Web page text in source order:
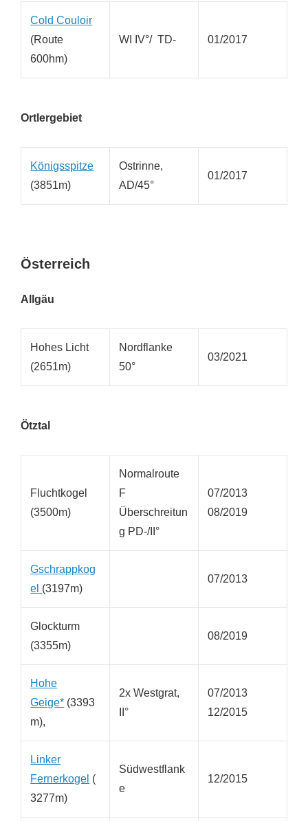
Cold Couloir
(Route
600hm)
WI IV°/ TD- 01/2017
Ortlergebiet
Königsspitze
(3851m)
Ostrinne,
AD/45°
01/2017
Österreich
Allgäu
Hohes Licht
(2651m)
Nordflanke
50°
03/2021
Ötztal
Fluchtkogel
(3500m)
Normalroute
F
Überschreitun
g PD-/II°
07/2013
08/2019
Gschrappkog
el (3197m)
07/2013
Glockturm
(3355m)
08/2019
Hohe
Geige* (3393
m),
2x Westgrat,
II°
07/2013
12/2015
Linker
Fernerkogel (
3277m)
Südwestflank
e
12/2015